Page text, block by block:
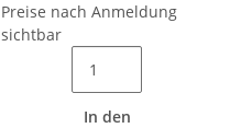
Preise nach Anmeldung
sichtbar
In den